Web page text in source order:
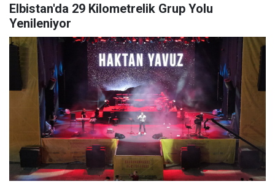
Elbistan'da 29 Kilometrelik Grup Yolu
Yenileniyor